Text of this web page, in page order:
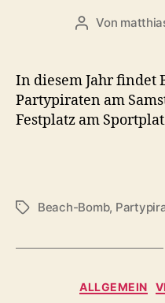
Beitragsautor
Von
In diesem Jahr findet
Partypiraten am
Festplatz am
Schlagwörter
Beach-Bomb,
ALLGEMEIN